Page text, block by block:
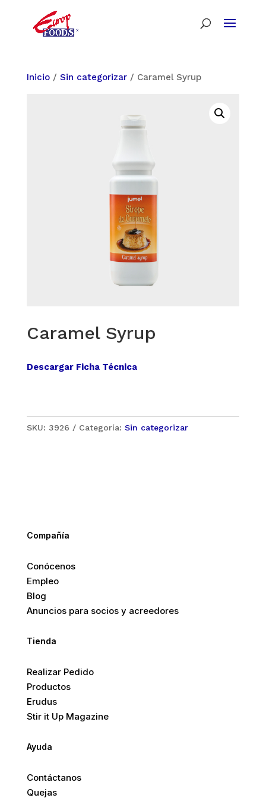
Inicio/ Sin categorizar/ Caramel Syrup
Caramel Syrup
Descargar Ficha Técnica
SKU: 3926 Categoría: Sin categorizar
Compañía
Conócenos
Empleo
Blog
Anuncios para socios y acreedores
Tienda
Realizar Pedido
Productos
Erudus
Stir it Up Magazine
Ayuda
Contáctanos
Quejas